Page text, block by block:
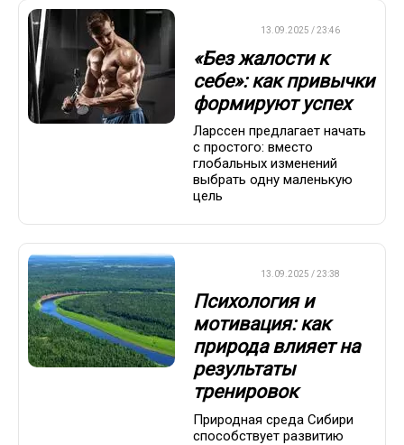
13.09.2025 / 23:46
«Без жалости к
себе»: как привычки
формируют успех
Ларссен предлагает начать
с простого: вместо
глобальных изменений
выбрать одну маленькую
цель
13.09.2025 / 23:38
Психология и
мотивация: как
природа влияет на
результаты
тренировок
Природная среда Сибири
способствует развитию